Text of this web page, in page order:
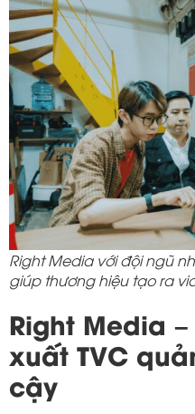
Right Media với đội ngũ
giúp thương hiệu tạo ra
Right Media
xuất TVC
cậy